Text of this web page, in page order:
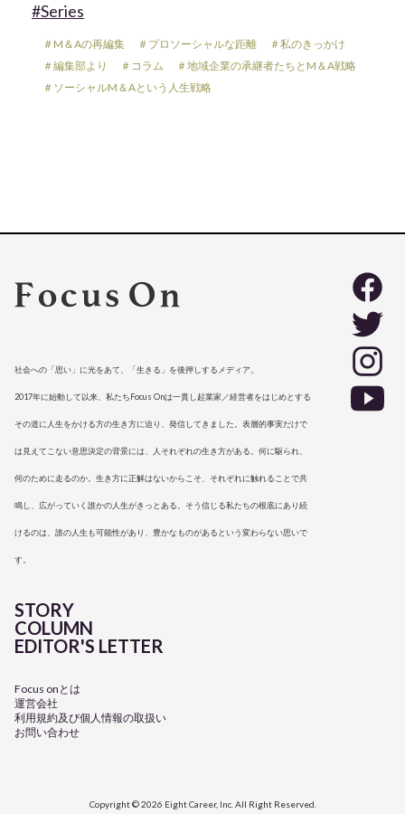
#Series
＃M＆Aの再編集 ＃プロソーシャルな距離
＃私のきっかけ
＃編集部より
＃コラム
＃地域企業の承継者たちとM＆A戦略
＃ソーシャルM＆Aという人生戦略
社会への「思い」に光をあて、「生きる」を後押しするメディア。
2017年に始動して以来、私たちFocus Onは一貫し起業家／経営者をはじめとする
その道に人生をかける方の生き方に迫り、発信してきました。表層的事実だけで
は見えてこない意思決定の背景には、人それぞれの生き方がある。何に駆られ、
何のために走るのか。生き方に正解はないからこそ、それぞれに触れることで共
鳴し、広がっていく誰かの人生がきっとある。そう信じる私たちの根底にあり続
けるのは、誰の人生も可能性があり、豊かなものがあるという変わらない思いで
す。
STORY
COLUMN
EDITOR'S LETTER
Focus onとは
運営会社
利用規約及び個人情報の取扱い
お問い合わせ
Copyright © 2026 Eight Career, Inc. All Right Reserved.